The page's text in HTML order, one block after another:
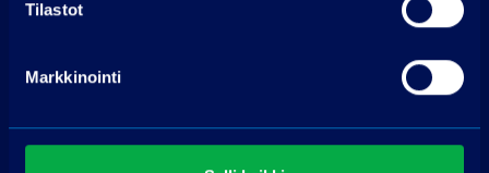
Tilastot
Markkinointi
Hae rahoitusta